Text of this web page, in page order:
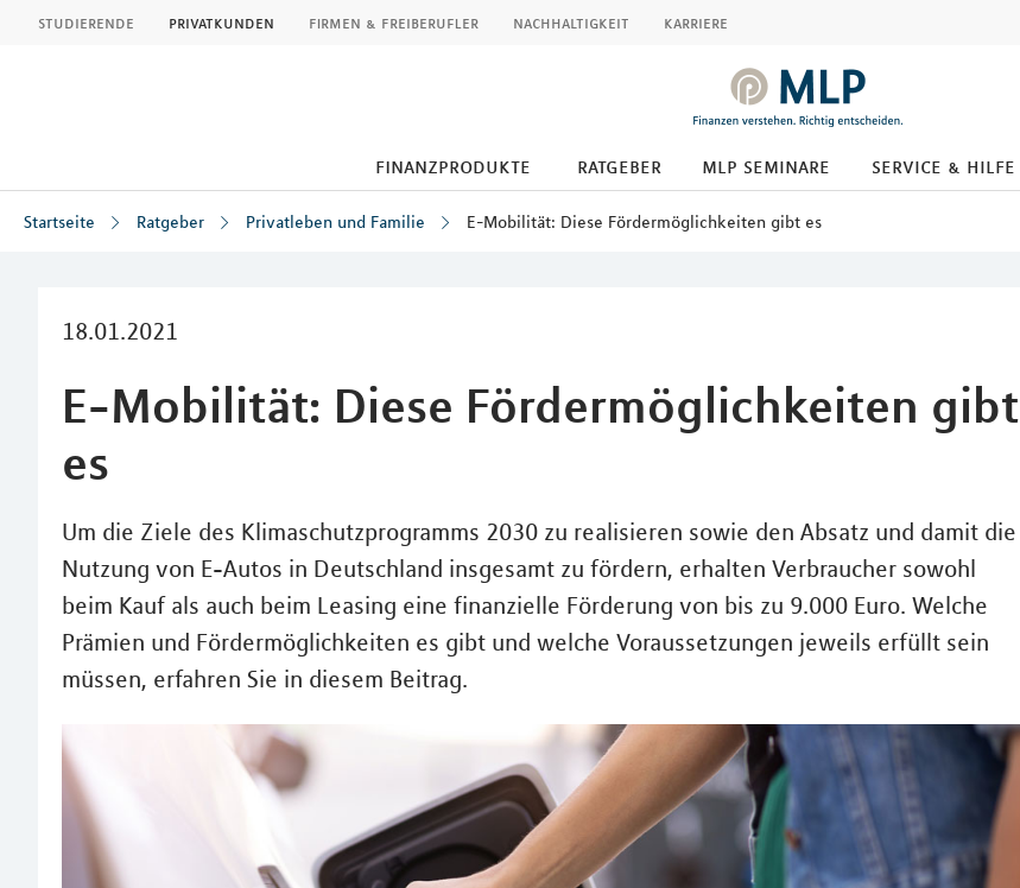
studierende privatkunden firmen & freiberufler nachhaltigkeit karriere
finanzprodukte ratgeber mlp seminare service & hilfe
Startseite Ratgeber Privatleben und Familie E-Mobilität: Diese Fördermöglichkeiten gibt es
18.01.2021
E-Mobilität: Diese Fördermöglichkeiten gibt
es
Um die Ziele des Klimaschutzprogramms 2030 zu realisieren sowie den Absatz und damit die
Nutzung von E-Autos in Deutschland insgesamt zu fördern, erhalten Verbraucher sowohl
beim Kauf als auch beim Leasing eine finanzielle Förderung von bis zu 9.000 Euro. Welche
Prämien und Fördermöglichkeiten es gibt und welche Voraussetzungen jeweils erfüllt sein
müssen, erfahren Sie in diesem Beitrag.